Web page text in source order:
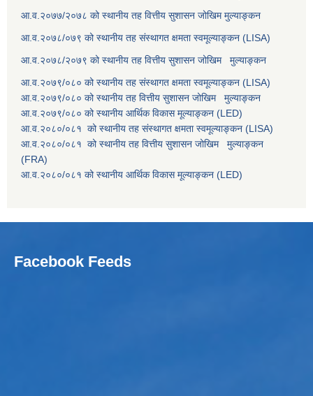
आ.व.२०७७/२०७८ को स्थानीय तह वित्तीय सुशासन जोखिम मुल्याङ्कन
आ.व.२०७८/०७९ को स्थानीय तह संस्थागत क्षमता स्वमूल्याङ्कन (LISA)
आ.व.२०७८/२०७९ को स्थानीय तह वित्तीय सुशासन जोखिम मुल्याङ्कन
आ.व.२०७९/०८० को स्थानीय तह संस्थागत क्षमता स्वमूल्याङ्कन (LISA)
आ.व.२०७९/०८० को स्थानीय तह वित्तीय सुशासन जोखिम मुल्याङ्कन
आ.व.२०७९/०८० को स्थानीय आर्थिक विकास मूल्याङ्कन (LED)
आ.व.२०८०/०८१ को स्थानीय तह संस्थागत क्षमता स्वमूल्याङ्कन (LISA)
आ.व.२०८०/०८१ को स्थानीय तह वित्तीय सुशासन जोखिम मुल्याङ्कन
(FRA)
आ.व.२०८०/०८१ को स्थानीय आर्थिक विकास मूल्याङ्कन (LED)
Facebook Feeds